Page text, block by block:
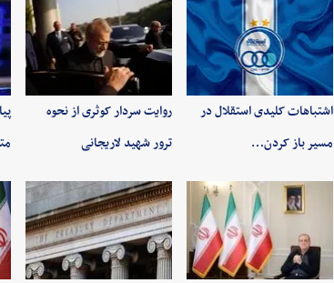
اشتباهات کلیدی استقلال در
مسیر باز کردن…
روایت سردار کوثری از نحوه
ترور شهید لاریجانی